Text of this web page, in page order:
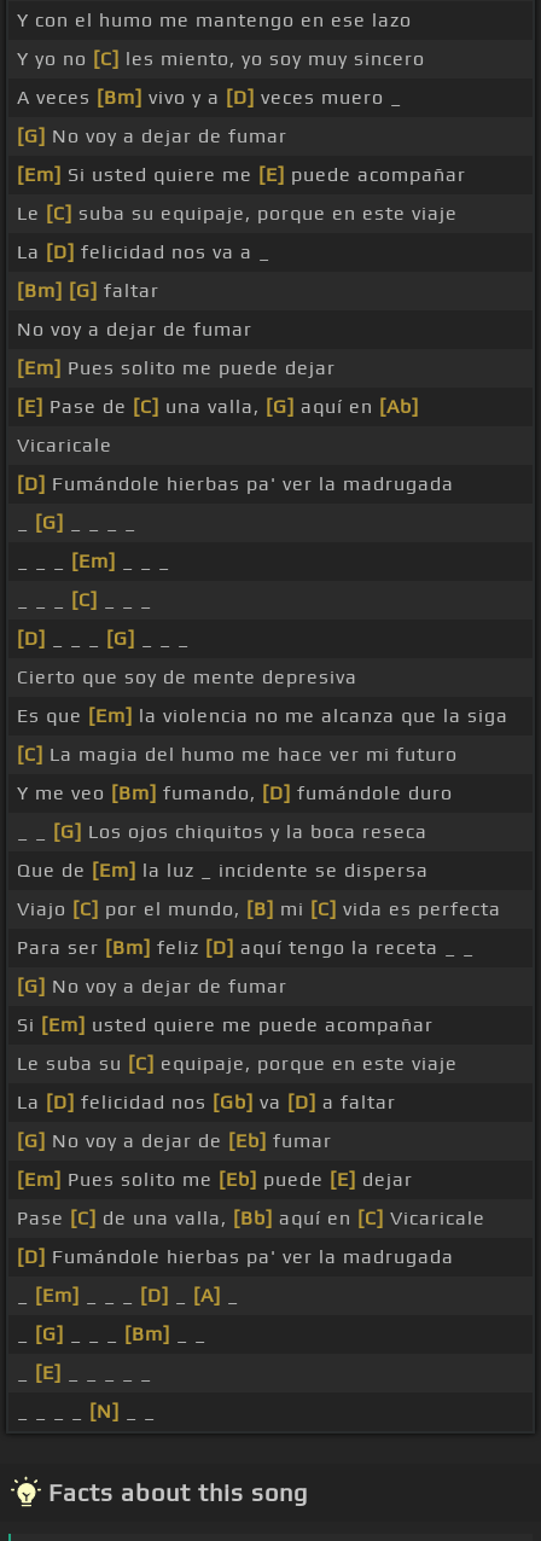
Y con el humo me mantengo en ese lazo
Y yo no [C] les miento, yo soy muy sincero
A veces [Bm] vivo y a [D] veces muero _
[G] No voy a dejar de fumar
[Em] Si usted quiere me [E] puede acompañar
Le [C] suba su equipaje, porque en este viaje
La [D] felicidad nos va a _
[Bm] [G] faltar
No voy a dejar de fumar
[Em] Pues solito me puede dejar
[E] Pase de [C] una valla, [G] aquí en [Ab]
Vicaricale
[D] Fumándole hierbas pa' ver la madrugada
[G]
[Em]
[C]
[D]
[G]
Cierto que soy de mente depresiva
Es que [Em] la violencia no me alcanza que la siga
[C] La magia del humo me hace ver mi futuro
Y me veo [Bm] fumando, [D] fumándole duro
[G] Los ojos chiquitos y la boca reseca
Que de [Em] la luz _ incidente se dispersa
Viajo [C] por el mundo, [B] mi [C] vida es perfecta
Para ser [Bm] feliz [D] aquí tengo la receta _ _
[G] No voy a dejar de fumar
Si [Em] usted quiere me puede acompañar
Le suba su [C] equipaje, porque en este viaje
La [D] felicidad nos [Gb] va [D] a faltar
[G] No voy a dejar de [Eb] fumar
[Em] Pues solito me [Eb] puede [E] dejar
Pase [C] de una valla, [Bb] aquí en [C] Vicaricale
[D] Fumándole hierbas pa' ver la madrugada
[Em] [D] [A]
[G] [Bm]
[E]
[N]
Facts about this song